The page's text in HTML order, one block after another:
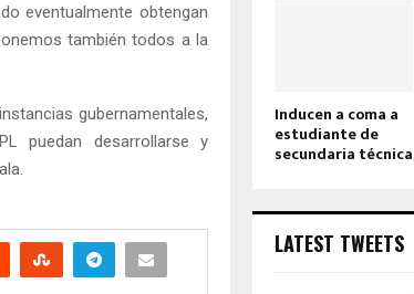
eventualmente obtengan
también todos a la
gubernamentales,
puedan desarrollarse y
Inducen a coma a
estudiante de
secundaria técnica
LATEST TWEETS